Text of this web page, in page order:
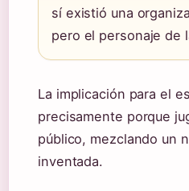
sí existió una
pero el personaje de
La implicación para el
precisamente porque
público, mezclando un
inventada.